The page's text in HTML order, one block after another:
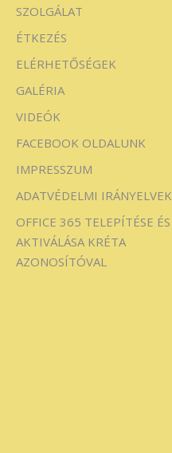
SZOLGÁLAT
ÉTKEZÉS
ELÉRHETŐSÉGEK
GALÉRIA
VIDEÓK
FACEBOOK OLDALUNK
IMPRESSZUM
ADATVÉDELMI IRÁNYELVEK
OFFICE 365 TELEPÍTÉSE ÉS
AKTIVÁLÁSA KRÉTA
AZONOSÍTÓVAL